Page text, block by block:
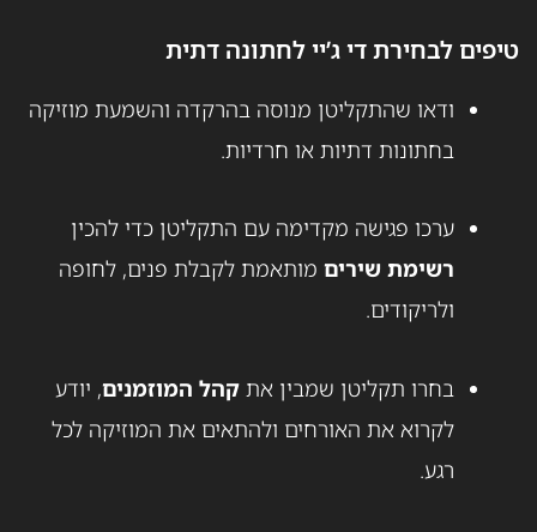
טיפים לבחירת די ג’יי לחתונה דתית
ודאו שהתקליטן מנוסה בהרקדה והשמעת מוזיקה
בחתונות דתיות או חרדיות.
ערכו פגישה מקדימה עם התקליטן כדי להכין
רשימת שירים מותאמת לקבלת פנים, לחופה
ולריקודים.
בחרו תקליטן שמבין את קהל המוזמנים, יודע
לקרוא את האורחים ולהתאים את המוזיקה לכל
רגע.